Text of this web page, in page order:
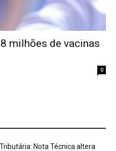
milhões de vacinas
0
Nota Técnica altera